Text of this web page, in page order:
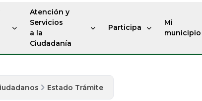
Atención y
Servicios
a la
Ciudadanía
Participa
Mi
municipio
Estado Trámite